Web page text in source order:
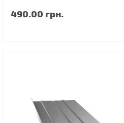
490.00 грн.